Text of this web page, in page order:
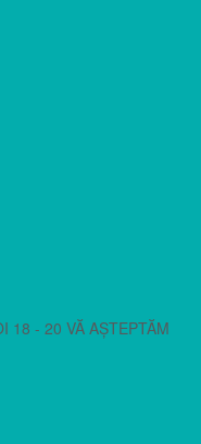
18 - 20 VĂ AȘTEPTĂM